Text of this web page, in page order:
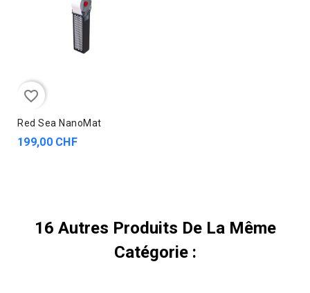
favorite_border
Red Sea NanoMat
199,00 CHF
16 Autres Produits De La Même
Catégorie :